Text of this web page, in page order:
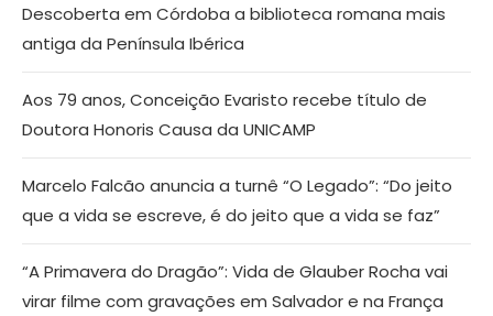
Descoberta em Córdoba a biblioteca romana mais
antiga da Península Ibérica
Aos 79 anos, Conceição Evaristo recebe título de
Doutora Honoris Causa da UNICAMP
Marcelo Falcão anuncia a turnê “O Legado”: “Do jeito
que a vida se escreve, é do jeito que a vida se faz”
“A Primavera do Dragão”: Vida de Glauber Rocha vai
virar filme com gravações em Salvador e na França